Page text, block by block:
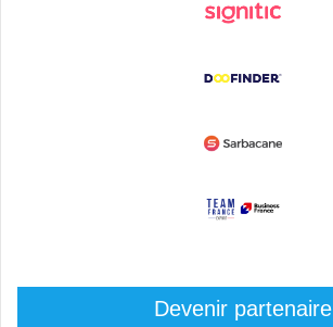
Devenir partenaire